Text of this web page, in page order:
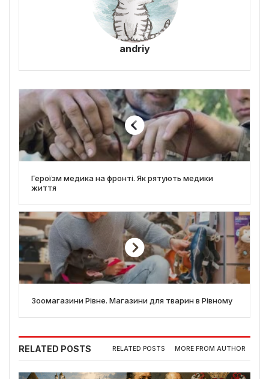
andriy
Героїзм медика на фронті. Як рятують медики
життя
Зоомагазини Рівне. Магазини для тварин в Рівному
RELATED POSTS RELATED POSTS MORE FROM AUTHOR